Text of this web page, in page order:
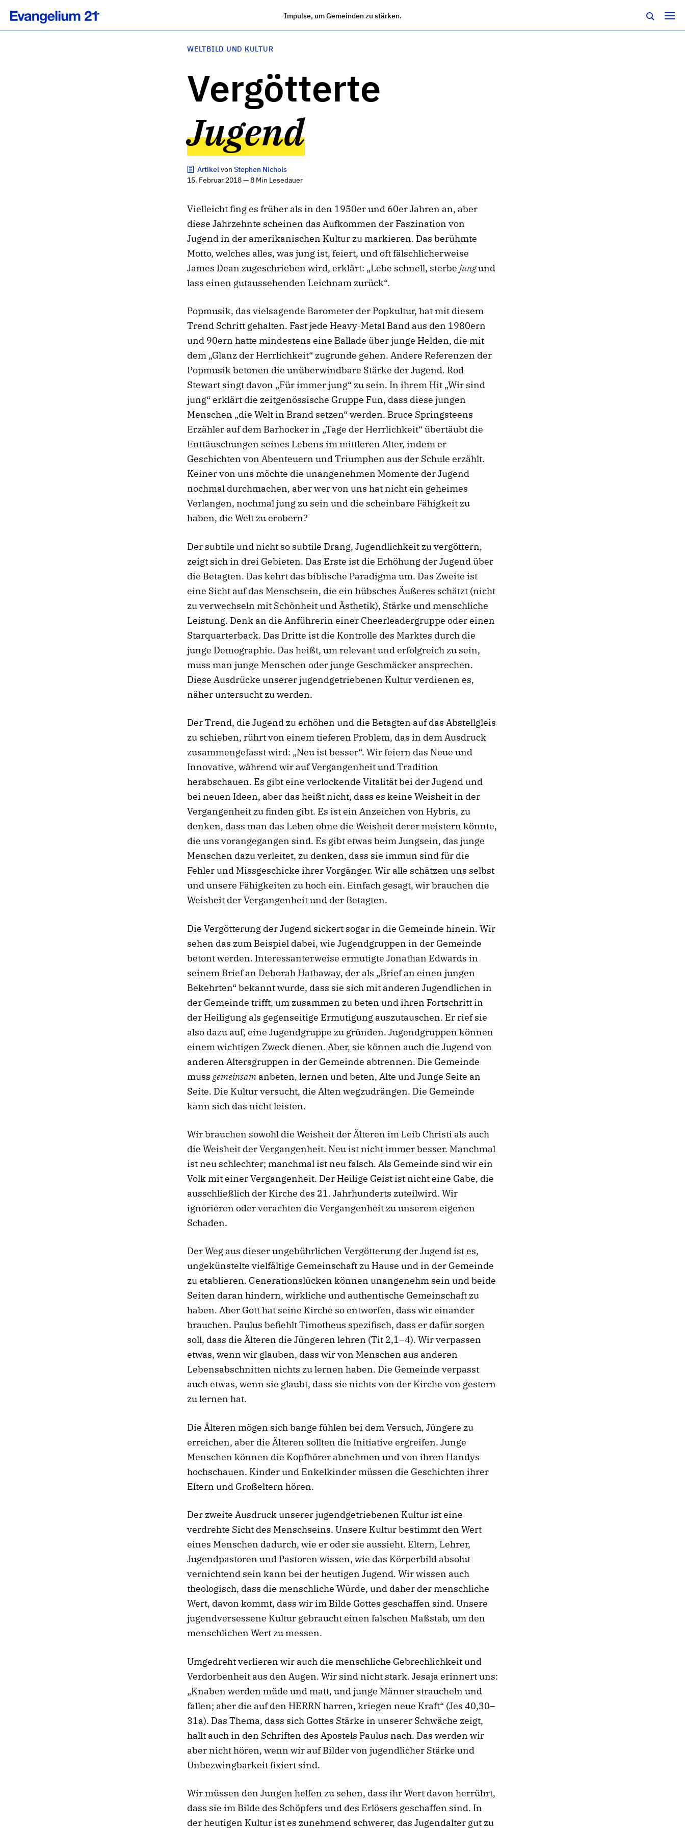
Impulse, um Gemeinden zu stärken.
WELTBILD UND KULTUR
Vergötterte
Jugend
ArtikelvonStephen Nichols
15. Februar 2018 — 8 Min Lesedauer
Vielleicht fing es früher als in den 1950er und 60er Jahren an, aber
diese Jahrzehnte scheinen das Aufkommen der Faszination von
Jugend in der amerikanischen Kultur zu markieren. Das berühmte
Motto, welches alles, was jung ist, feiert, und oft fälschlicherweise
James Dean zugeschrieben wird, erklärt: „Lebe schnell, sterbe jungund
lass einen gutaussehenden Leichnam zurück“.
Popmusik, das vielsagende Barometer der Popkultur, hat mit diesem
Trend Schritt gehalten. Fast jede Heavy-Metal Band aus den 1980ern
und 90ern hatte mindestens eine Ballade über junge Helden, die mit
dem „Glanz der Herrlichkeit“ zugrunde gehen. Andere Referenzen der
Popmusik betonen die unüberwindbare Stärke der Jugend. Rod
Stewart singt davon „Für immer jung“ zu sein. In ihrem Hit „Wir sind
jung“ erklärt die zeitgenössische Gruppe Fun, dass diese jungen
Menschen „die Welt in Brand setzen“ werden. Bruce Springsteens
Erzähler auf dem Barhocker in „Tage der Herrlichkeit“ übertäubt die
Enttäuschungen seines Lebens im mittleren Alter, indem er
Geschichten von Abenteuern und Triumphen aus der Schule erzählt.
Keiner von uns möchte die unangenehmen Momente der Jugend
nochmal durchmachen, aber wer von uns hat nicht ein geheimes
Verlangen, nochmal jung zu sein und die scheinbare Fähigkeit zu
haben, die Welt zu erobern?
Der subtile und nicht so subtile Drang, Jugendlichkeit zu vergöttern,
zeigt sich in drei Gebieten. Das Erste ist die Erhöhung der Jugend über
die Betagten. Das kehrt das biblische Paradigma um. Das Zweite ist
eine Sicht auf das Menschsein, die ein hübsches Äußeres schätzt (nicht
zu verwechseln mit Schönheit und Ästhetik), Stärke und menschliche
Leistung. Denk an die Anführerin einer Cheerleadergruppe oder einen
Starquarterback. Das Dritte ist die Kontrolle des Marktes durch die
junge Demographie. Das heißt, um relevant und erfolgreich zu sein,
muss man junge Menschen oder junge Geschmäcker ansprechen.
Diese Ausdrücke unserer jugendgetriebenen Kultur verdienen es,
näher untersucht zu werden.
Der Trend, die Jugend zu erhöhen und die Betagten auf das Abstellgleis
zu schieben, rührt von einem tieferen Problem, das in dem Ausdruck
zusammengefasst wird: „Neu ist besser“. Wir feiern das Neue und
Innovative, während wir auf Vergangenheit und Tradition
herabschauen. Es gibt eine verlockende Vitalität bei der Jugend und
bei neuen Ideen, aber das heißt nicht, dass es keine Weisheit in der
Vergangenheit zu finden gibt. Es ist ein Anzeichen von Hybris, zu
denken, dass man das Leben ohne die Weisheit derer meistern könnte,
die uns vorangegangen sind. Es gibt etwas beim Jungsein, das junge
Menschen dazu verleitet, zu denken, dass sie immun sind für die
Fehler und Missgeschicke ihrer Vorgänger. Wir alle schätzen uns selbst
und unsere Fähigkeiten zu hoch ein. Einfach gesagt, wir brauchen die
Weisheit der Vergangenheit und der Betagten.
Die Vergötterung der Jugend sickert sogar in die Gemeinde hinein. Wir
sehen das zum Beispiel dabei, wie Jugendgruppen in der Gemeinde
betont werden. Interessanterweise ermutigte Jonathan Edwards in
seinem Brief an Deborah Hathaway, der als „Brief an einen jungen
Bekehrten“ bekannt wurde, dass sie sich mit anderen Jugendlichen in
der Gemeinde trifft, um zusammen zu beten und ihren Fortschritt in
der Heiligung als gegenseitige Ermutigung auszutauschen. Er rief sie
also dazu auf, eine Jugendgruppe zu gründen. Jugendgruppen können
einem wichtigen Zweck dienen. Aber, sie können auch die Jugend von
anderen Altersgruppen in der Gemeinde abtrennen. Die Gemeinde
muss gemeinsam anbeten, lernen und beten, Alte und Junge Seite an
Seite. Die Kultur versucht, die Alten wegzudrängen. Die Gemeinde
kann sich das nicht leisten.
Wir brauchen sowohl die Weisheit der Älteren im Leib Christi als auch
die Weisheit der Vergangenheit. Neu ist nicht immer besser. Manchmal
ist neu schlechter; manchmal ist neu falsch. Als Gemeinde sind wir ein
Volk mit einer Vergangenheit. Der Heilige Geist ist nicht eine Gabe, die
ausschließlich der Kirche des 21. Jahrhunderts zuteilwird. Wir
ignorieren oder verachten die Vergangenheit zu unserem eigenen
Schaden.
Der Weg aus dieser ungebührlichen Vergötterung der Jugend ist es,
ungekünstelte vielfältige Gemeinschaft zu Hause und in der Gemeinde
zu etablieren. Generationslücken können unangenehm sein und beide
Seiten daran hindern, wirkliche und authentische Gemeinschaft zu
haben. Aber Gott hat seine Kirche so entworfen, dass wir einander
brauchen. Paulus befiehlt Timotheus spezifisch, dass er dafür sorgen
soll, dass die Älteren die Jüngeren lehren (Tit 2,1–4). Wir verpassen
etwas, wenn wir glauben, dass wir von Menschen aus anderen
Lebensabschnitten nichts zu lernen haben. Die Gemeinde verpasst
auch etwas, wenn sie glaubt, dass sie nichts von der Kirche von gestern
zu lernen hat.
Die Älteren mögen sich bange fühlen bei dem Versuch, Jüngere zu
erreichen, aber die Älteren sollten die Initiative ergreifen. Junge
Menschen können die Kopfhörer abnehmen und von ihren Handys
hochschauen. Kinder und Enkelkinder müssen die Geschichten ihrer
Eltern und Großeltern hören.
Der zweite Ausdruck unserer jugendgetriebenen Kultur ist eine
verdrehte Sicht des Menschseins. Unsere Kultur bestimmt den Wert
eines Menschen dadurch, wie er oder sie aussieht. Eltern, Lehrer,
Jugendpastoren und Pastoren wissen, wie das Körperbild absolut
vernichtend sein kann bei der heutigen Jugend. Wir wissen auch
theologisch, dass die menschliche Würde, und daher der menschliche
Wert, davon kommt, dass wir im Bilde Gottes geschaffen sind. Unsere
jugendversessene Kultur gebraucht einen falschen Maßstab, um den
menschlichen Wert zu messen.
Umgedreht verlieren wir auch die menschliche Gebrechlichkeit und
Verdorbenheit aus den Augen. Wir sind nicht stark. Jesaja erinnert uns:
„Knaben werden müde und matt, und junge Männer straucheln und
fallen; aber die auf den HERRN harren, kriegen neue Kraft“ (Jes 40,30–
31a). Das Thema, dass sich Gottes Stärke in unserer Schwäche zeigt,
hallt auch in den Schriften des Apostels Paulus nach. Das werden wir
aber nicht hören, wenn wir auf Bilder von jugendlicher Stärke und
Unbezwingbarkeit fixiert sind.
Wir müssen den Jungen helfen zu sehen, dass ihr Wert davon herrührt,
dass sie im Bilde des Schöpfers und des Erlösers geschaffen sind. In
der heutigen Kultur ist es zunehmend schwerer, das Jugendalter gut zu